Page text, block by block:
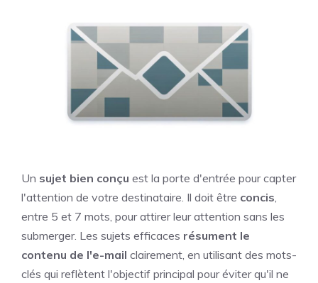
Un sujet bien conçu est la porte d'entrée pour capter
l'attention de votre destinataire. Il doit être concis
entre 5 et 7 mots, pour attirer leur attention sans les
submerger. Les sujets efficaces résument le
contenu de l'e-mail clairement, en utilisant des mots-
clés qui reflètent l'objectif principal pour éviter qu'il ne